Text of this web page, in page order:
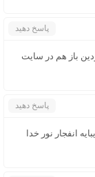
پاسخ دهید
باز هم در سایت
پاسخ دهید
انفجار نور خدا